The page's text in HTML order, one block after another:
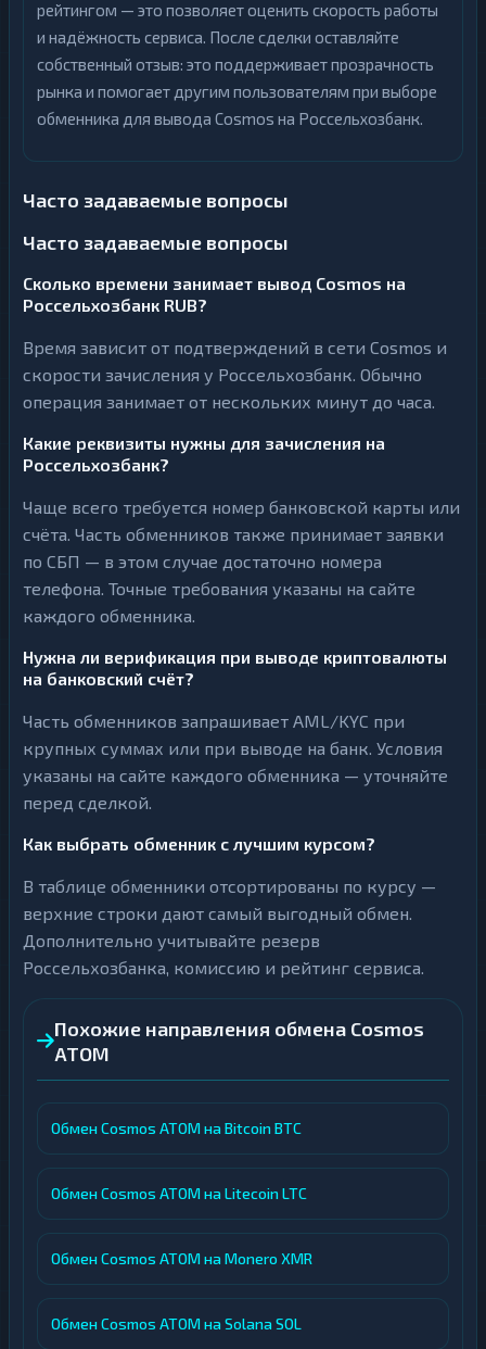
рейтингом — это позволяет оценить скорость работы
и надёжность сервиса. После сделки оставляйте
собственный отзыв: это поддерживает прозрачность
рынка и помогает другим пользователям при выборе
обменника для вывода Cosmos на Россельхозбанк.
Часто задаваемые вопросы
Часто задаваемые вопросы
Сколько времени занимает вывод Cosmos на
Россельхозбанк RUB?
Время зависит от подтверждений в сети Cosmos и
скорости зачисления у Россельхозбанк. Обычно
операция занимает от нескольких минут до часа.
Какие реквизиты нужны для зачисления на
Россельхозбанк?
Чаще всего требуется номер банковской карты или
счёта. Часть обменников также принимает заявки
по СБП — в этом случае достаточно номера
телефона. Точные требования указаны на сайте
каждого обменника.
Нужна ли верификация при выводе криптовалюты
на банковский счёт?
Часть обменников запрашивает AML/KYC при
крупных суммах или при выводе на банк. Условия
указаны на сайте каждого обменника — уточняйте
перед сделкой.
Как выбрать обменник с лучшим курсом?
В таблице обменники отсортированы по курсу —
верхние строки дают самый выгодный обмен.
Дополнительно учитывайте резерв
Россельхозбанка, комиссию и рейтинг сервиса.
Похожие направления обмена Cosmos
ATOM
Обмен Cosmos ATOM на Bitcoin BTC
Обмен Cosmos ATOM на Litecoin LTC
Обмен Cosmos ATOM на Monero XMR
Обмен Cosmos ATOM на Solana SOL